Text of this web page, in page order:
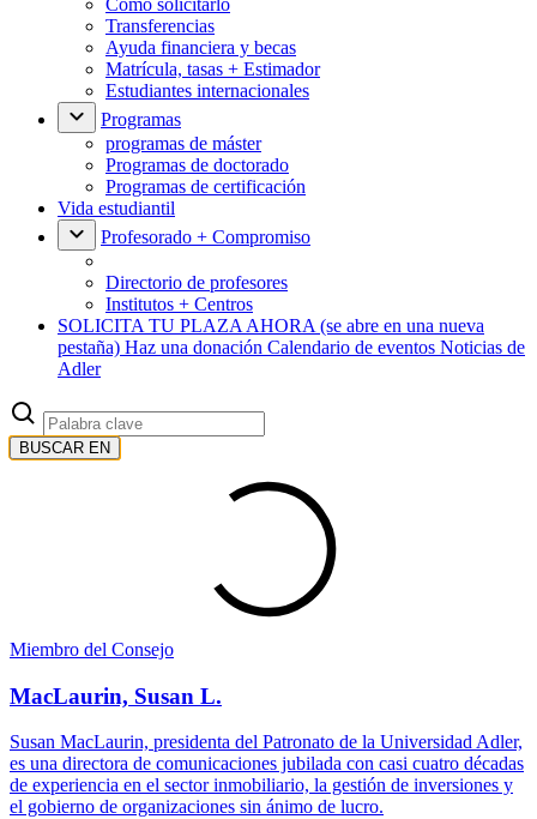
Cómo solicitarlo
Transferencias
Ayuda financiera y becas
Matrícula, tasas + Estimador
Estudiantes internacionales
Programas
programas de máster
Programas de doctorado
Programas de certificación
Vida estudiantil
Profesorado + Compromiso
Directorio de profesores
Institutos + Centros
SOLICITA TU PLAZA AHORA (se abre en una nueva
pestaña) Haz una donación Calendario de eventos Noticias de
Adler
BUSCAR EN
Miembro del Consejo
MacLaurin, Susan L.
Susan MacLaurin, presidenta del Patronato de la Universidad Adler,
es una directora de comunicaciones jubilada con casi cuatro décadas
de experiencia en el sector inmobiliario, la gestión de inversiones y
el gobierno de organizaciones sin ánimo de lucro.